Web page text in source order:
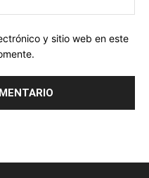
y sitio web en este